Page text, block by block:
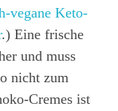
vegane Keto-
.) Eine frische
und muss
nicht zum
Cremes ist